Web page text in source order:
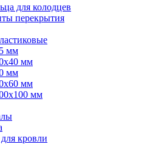
для колодцев
перекрытия
мм
мм
мм
мм
мм
кровли